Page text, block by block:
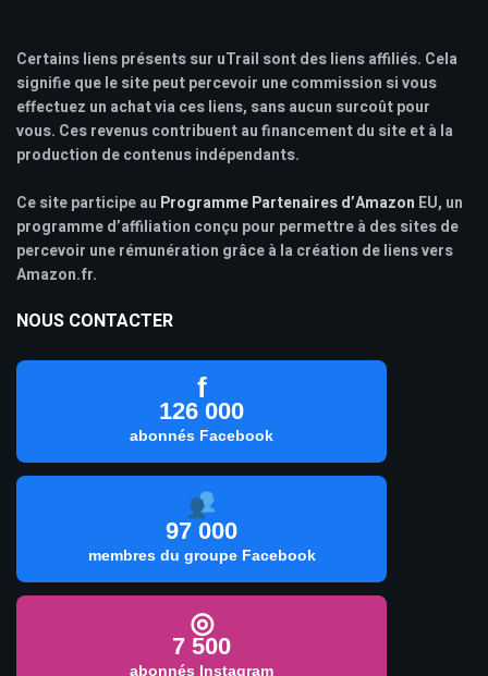
Certains liens présents sur uTrail sont des liens affiliés. Cela
signifie que le site peut percevoir une commission si vous
effectuez un achat via ces liens, sans aucun surcoût pour
vous. Ces revenus contribuent au financement du site et à la
production de contenus indépendants.
Ce site participe au Programme Partenaires d’Amazon EU, un
programme d’affiliation conçu pour permettre à des sites de
percevoir une rémunération grâce à la création de liens vers
Amazon.fr.
NOUS CONTACTER
f
126 000
abonnés Facebook
97 000
membres du groupe Facebook
◎
7 500
abonnés Instagram